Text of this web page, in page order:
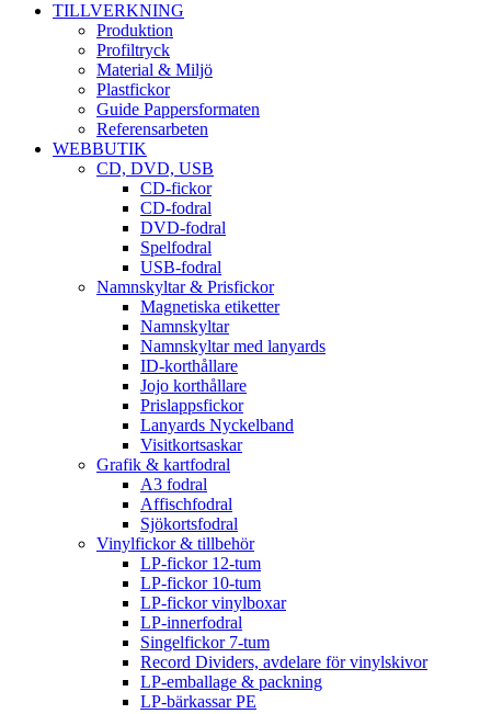
TILLVERKNING
Produktion
Profiltryck
Material & Miljö
Plastfickor
Guide Pappersformaten
Referensarbeten
WEBBUTIK
CD, DVD, USB
CD-fickor
CD-fodral
DVD-fodral
Spelfodral
USB-fodral
Namnskyltar & Prisfickor
Magnetiska etiketter
Namnskyltar
Namnskyltar med lanyards
ID-korthållare
Jojo korthållare
Prislappsfickor
Lanyards Nyckelband
Visitkortsaskar
Grafik & kartfodral
A3 fodral
Affischfodral
Sjökortsfodral
Vinylfickor & tillbehör
LP-fickor 12-tum
LP-fickor 10-tum
LP-fickor vinylboxar
LP-innerfodral
Singelfickor 7-tum
Record Dividers, avdelare för vinylskivor
LP-emballage & packning
LP-bärkassar PE